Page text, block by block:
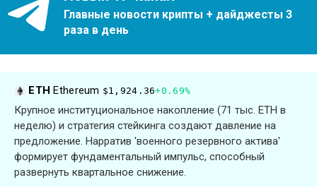
Главные новости крипты + дайджесты 3
раза в день
ETHEthereum $1,924.36+0.69%
Крупное институциональное накопление (71 тыс. ETH в
неделю) и стратегия стейкинга создают давление на
предложение. Нарратив 'военного резервного актива'
формирует фундаментальный импульс, способный
развернуть квартальное снижение.